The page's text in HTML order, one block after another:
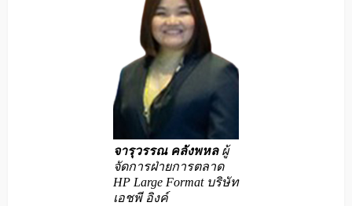
จารุวรรณ คลังพหลผู้
จัดการฝ่ายการตลาด
HP Large Format บริษัท
เอชพี อิงค์